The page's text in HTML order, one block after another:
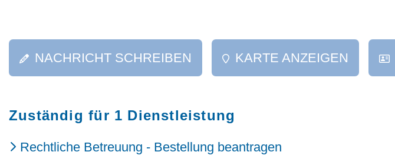
NACHRICHT SCHREIBEN KARTE ANZEIGEN
Zuständig für 1 Dienstleistung
Rechtliche Betreuung - Bestellung beantragen